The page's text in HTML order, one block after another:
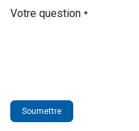
Votre question *
Soumettre